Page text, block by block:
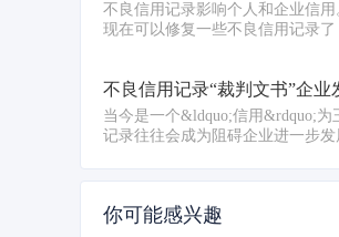
不良信用记录影响个人和企业信
现在可以修复一些不良信用记录了
不良信用记录“裁判文书”企
当今是一个&ldquo;信用&rdquo;
记录往往会成为阻碍企业进一步发
你可能感兴趣